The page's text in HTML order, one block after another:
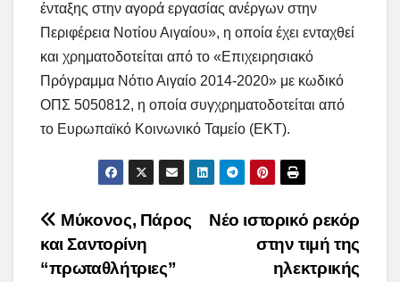
ένταξης στην αγορά εργασίας ανέργων στην
Περιφέρεια Νοτίου Αιγαίου», η οποία έχει ενταχθεί
και χρηματοδοτείται από το «Επιχειρησιακό
Πρόγραμμα Νότιο Αιγαίο 2014-2020» με κωδικό
ΟΠΣ 5050812, η οποία συγχρηματοδοτείται από
το Ευρωπαϊκό Κοινωνικό Ταμείο (ΕΚΤ).
Post
navigation
Νέο ιστορικό ρεκόρ
στην τιμή της
ηλεκτρικής
Μύκονος, Πάρος
και Σαντορίνη
“πρωταθλήτριες”